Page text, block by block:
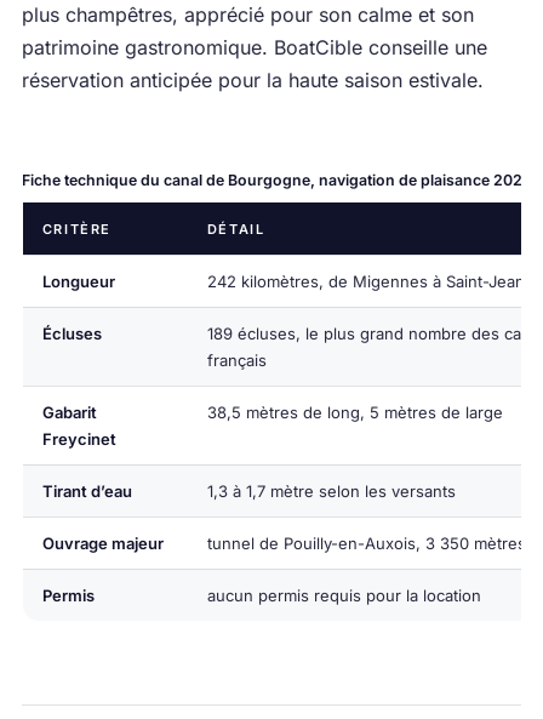
plus champêtres, apprécié pour son calme et son
patrimoine gastronomique. BoatCible conseille une
réservation anticipée pour la haute saison estivale.
Fiche technique du canal de Bourgogne, navigation de plaisance 2026
CRITÈRE DÉTAIL
Longueur 242 kilomètres, de Migennes à Saint-Jean-
Écluses
189 écluses, le plus grand nombre des
français
Gabarit
Freycinet
38,5 mètres de long, 5 mètres de large
Tirant d’eau 1,3 à 1,7 mètre selon les versants
Ouvrage majeur tunnel de Pouilly-en-Auxois, 3 350 mètres
Permis aucun permis requis pour la location